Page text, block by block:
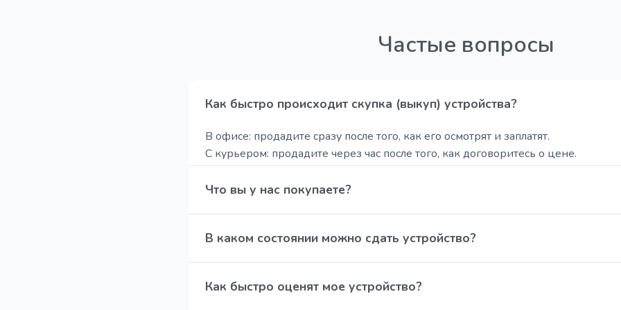
Частые вопросы
Как быстро происходит скупка (выкуп) устройства?
В офисе: продадите сразу после того, как его осмотрят и заплатят.
С курьером: продадите через час после того, как договоритесь о цене.
По фото или онлайн: цену скажут через 5 минут после фото, потом оценят при
Что вы у нас покупаете?
Huawei); Игровую приставку (PS, Xbox, Nintendo); Ноутбуки и MacBook; Смарт-
В каком состоянии можно сдать устройство?
✅ Новые, даже если в коробке ✅ Б/у, хоть с царапинами, хоть без косяков ✅
Как быстро оценят мое устройство?